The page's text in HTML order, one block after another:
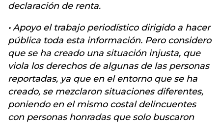
declaración de renta.
·Apoyo el trabajo periodístico dirigido a hacer
pública toda esta información. Pero considero
que se ha creado una situación injusta, que
viola los derechos de algunas de las personas
reportadas, ya que en el entorno que se ha
creado, se mezclaron situaciones diferentes,
poniendo en el mismo costal delincuentes
con personas honradas que solo buscaron